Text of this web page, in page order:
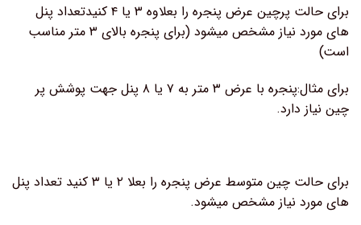
برای حالت پرچین عرض پنجره را بعلاوه ۳ یا ۴ کنیدتعداد پنل
های مورد نیاز مشخص میشود (برای پنجره بالای ۳ متر مناسب
است)
برای مثال:پنجره با عرض ۳ متر به ۷ یا ۸ پنل جهت پوشش پر
چین نیاز دارد.
برای حالت چین متوسط عرض پنجره را بعلا ۲ یا ۳ کنید تعداد پنل
های مورد نیاز مشخص میشود.